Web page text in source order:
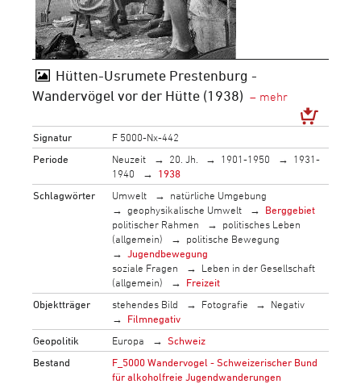
Hütten-Usrumete Prestenburg -
Wandervögel vor der Hütte (1938)
Signatur
F 5000-Nx-442
Periode
Neuzeit 20. Jh. 1901-1950
1931-
1940
1938
Schlagwörter
Umwelt
natürliche Umgebung
geophysikalische Umwelt
Berggebiet
politischer Rahmen
politisches Leben
(allgemein)
politische Bewegung
Jugendbewegung
soziale Fragen
Leben in der Gesellschaft
(allgemein)
Freizeit
Objektträger
stehendes Bild Fotografie
Negativ
Filmnegativ
Geopolitik
Europa
Schweiz
Bestand
F_5000 Wandervogel - Schweizerischer Bund
für alkoholfreie Jugendwanderungen